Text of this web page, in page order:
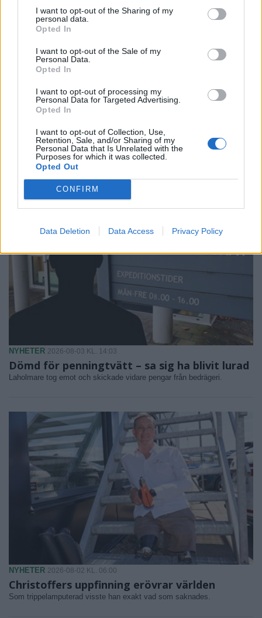
I want to opt-out of the Sharing of my
personal data.
Opted In
I want to opt-out of the Sale of my
Personal Data.
Opted In
I want to opt-out of processing my
Personal Data for Targeted Advertising.
Opted In
I want to opt-out of Collection, Use,
Retention, Sale, and/or Sharing of my
Personal Data that Is Unrelated with the
Purposes for which it was collected.
Opted Out
CONFIRM
Data Deletion Data Access Privacy Policy
på miljonbygge • Fick bilen
dränkt i målarfärg
mångmiljonkostnader.
NYHETER 2026-08-03 KL. 14:03
Dömd för penningtvätt – sa sig ha blivit lurad
Laholmare tog emot och skickade vidare pengar från bedrägeri.
NYHETER 2026-08-02 KL. 06:00
Christoffers uppfinning erövrar världen
Som trippelamputerad visste han exakt vad som saknades.